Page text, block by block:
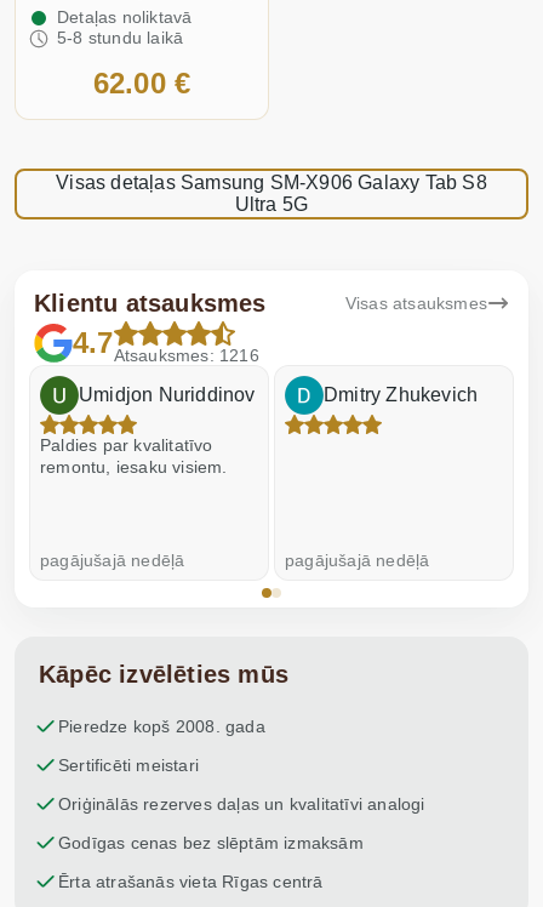
Detaļas noliktavā
5-8 stundu laikā
62.00 €
Visas detaļas Samsung SM-X906 Galaxy Tab S8
Ultra 5G
Klientu atsauksmes Visas atsauksmes
4.7Atsauksmes: 1216
Umidjon Nuriddinov
Paldies par kvalitatīvo
remontu, iesaku visiem.
pagājušajā nedēļā
Dmitry Zhukevich
pagājušajā nedēļā
Kāpēc izvēlēties mūs
Pieredze kopš 2008. gada
Sertificēti meistari
Oriģinālās rezerves daļas un kvalitatīvi analogi
Godīgas cenas bez slēptām izmaksām
Ērta atrašanās vieta Rīgas centrā